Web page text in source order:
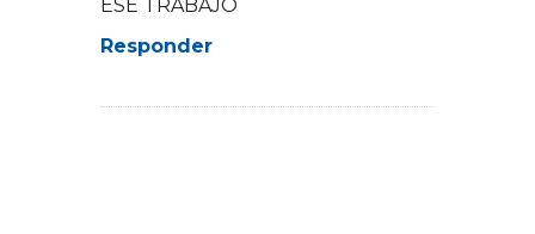
ESE TRABAJO
Responder